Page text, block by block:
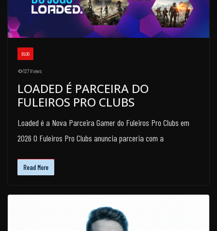
BLOG
127 Views
LOADED É PARCEIRA DO
FULEIROS PRO CLUBS
Loaded é a Nova Parceira Gamer do Fuleiros Pro Clubs em
2026 O Fuleiros Pro Clubs anuncia parceria com a
Read More